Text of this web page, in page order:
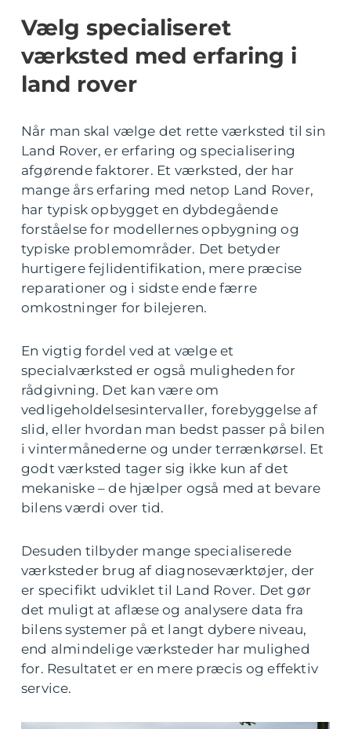
Vælg specialiseret
værksted med erfaring i
land rover
Når man skal vælge det rette værksted til sin
Land Rover, er erfaring og specialisering
afgørende faktorer. Et værksted, der har
mange års erfaring med netop Land Rover,
har typisk opbygget en dybdegående
forståelse for modellernes opbygning og
typiske problemområder. Det betyder
hurtigere fejlidentifikation, mere præcise
reparationer og i sidste ende færre
omkostninger for bilejeren.
En vigtig fordel ved at vælge et
specialværksted er også muligheden for
rådgivning. Det kan være om
vedligeholdelsesintervaller, forebyggelse af
slid, eller hvordan man bedst passer på bilen
i vintermånederne og under terrænkørsel. Et
godt værksted tager sig ikke kun af det
mekaniske – de hjælper også med at bevare
bilens værdi over tid.
Desuden tilbyder mange specialiserede
værksteder brug af diagnoseværktøjer, der
er specifikt udviklet til Land Rover. Det gør
det muligt at aflæse og analysere data fra
bilens systemer på et langt dybere niveau,
end almindelige værksteder har mulighed
for. Resultatet er en mere præcis og effektiv
service.